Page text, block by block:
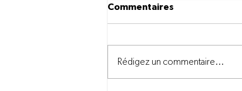
Commentaires
Rédigez un commentaire...